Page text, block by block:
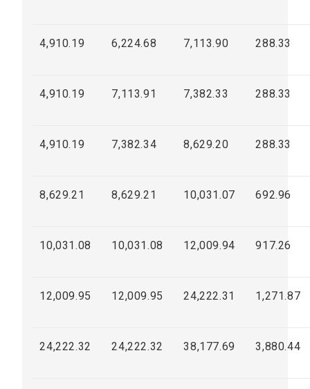
4,910.19 6,224.68 7,113.90 288.33
4,910.19 7,113.91 7,382.33 288.33
4,910.19 7,382.34 8,629.20 288.33
8,629.21 8,629.21 10,031.07 692.96
10,031.08 10,031.08 12,009.94 917.26
12,009.95 12,009.95 24,222.31 1,271.87
24,222.32 24,222.32 38,177.69 3,880.44